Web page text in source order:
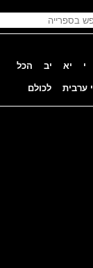
י יא יב הכל
ערבית לכולם